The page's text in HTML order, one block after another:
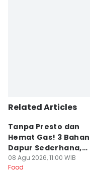
Related Articles
Tanpa Presto dan
Hemat Gas! 3 Bahan
Dapur Sederhana,
Daging Sapi Empuk
Dalam 15 Menit
08 Agu 2026, 11:00 WIB
Food